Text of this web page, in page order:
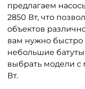
предлагаем
2850 Вт, что
объектов
вам нужно быстро
небольшие
выбрать модели с
Вт.